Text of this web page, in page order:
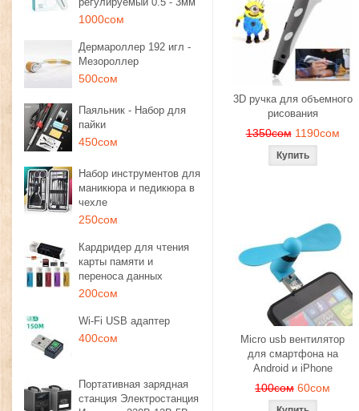
1000сом
Дермароллер 192 игл -
Мезороллер
500сом
Паяльник - Набор для
пайки
450сом
Набор инструментов для
маникюра и педикюра в
чехле
250сом
Кардридер для чтения
карты памяти и
переноса данных
200сом
Wi-Fi USB адаптер
400сом
Портативная зарядная
станция Электростанция
3D ручка для объемного
рисования
1350сом 1190сом
Micro usb вентилятор
для смартфона на
Android и iPhone
100сом 60сом